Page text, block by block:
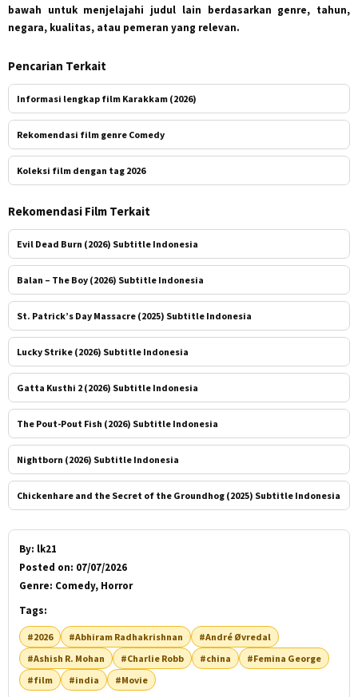
bawah untuk menjelajahi judul lain berdasarkan genre, tahun,
negara, kualitas, atau pemeran yang relevan.
Pencarian Terkait
Informasi lengkap film Karakkam (2026)
Rekomendasi film genre Comedy
Koleksi film dengan tag 2026
Rekomendasi Film Terkait
Evil Dead Burn (2026) Subtitle Indonesia
Balan – The Boy (2026) Subtitle Indonesia
St. Patrick’s Day Massacre (2025) Subtitle Indonesia
Lucky Strike (2026) Subtitle Indonesia
Gatta Kusthi 2 (2026) Subtitle Indonesia
The Pout-Pout Fish (2026) Subtitle Indonesia
Nightborn (2026) Subtitle Indonesia
Chickenhare and the Secret of the Groundhog (2025) Subtitle Indonesia
By: lk21
Posted on: 07/07/2026
Genre: Comedy, Horror
Tags:
#2026 #Abhiram Radhakrishnan
#André Øvredal
#Ashish R. Mohan
#Charlie Robb #china
#Femina George
#film
#india #Movie